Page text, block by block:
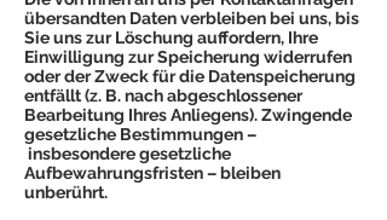
übersandten Daten verbleiben bei uns, bis
Sie uns zur Löschung auffordern, Ihre
Einwilligung zur Speicherung widerrufen
oder der Zweck für die Datenspeicherung
entfällt (z. B. nach abgeschlossener
Bearbeitung Ihres Anliegens). Zwingende
gesetzliche Bestimmungen –
insbesondere gesetzliche
Aufbewahrungsfristen – bleiben
unberührt.